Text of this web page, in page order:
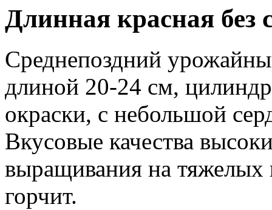
Длинная красная без
Среднепоздний
длиной 20-24 см,
окраски, с небольшой
Вкусовые качества
выращивания на тяжелых
горчит.